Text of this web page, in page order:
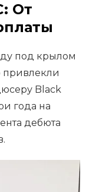
От
под крылом
привлекли
Black
года на
дебюта